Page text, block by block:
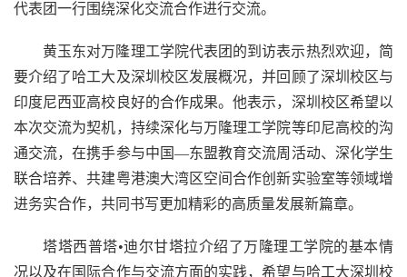
代表团一行围绕深化交流合作进行交流。
黄玉东对万隆理工学院代表团的到访表示热烈欢迎，简
要介绍了哈工大及深圳校区发展概况，并回顾了深圳校区与
印度尼西亚高校良好的合作成果。他表示，深圳校区希望以
本次交流为契机，持续深化与万隆理工学院等印尼高校的沟
通交流，在携手参与中国—东盟教育交流周活动、深化学生
联合培养、共建粤港澳大湾区空间合作创新实验室等领域增
进务实合作，共同书写更加精彩的高质量发展新篇章。
塔塔西普塔•迪尔甘塔拉介绍了万隆理工学院的基本情
况以及在国际合作与交流方面的实践，希望与哈工大深圳校